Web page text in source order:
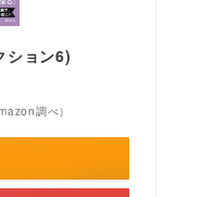
ション6)
調べ）